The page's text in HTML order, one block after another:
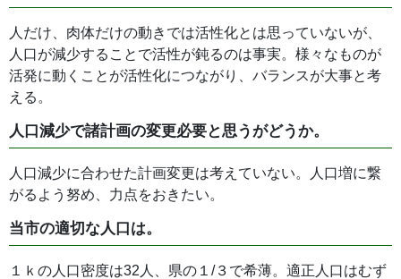
人だけ、肉体だけの動きでは活性化とは思っていないが、
人口が減少することで活性が鈍るのは事実。様々なものが
活発に動くことが活性化につながり、バランスが大事と考
える。
人口減少で諸計画の変更必要と思うがどうか。
人口減少に合わせた計画変更は考えていない。人口増に繋
がるよう努め、力点をおきたい。
当市の適切な人口は。
１ｋの人口密度は32人、県の１/３で希薄。適正人口はむず